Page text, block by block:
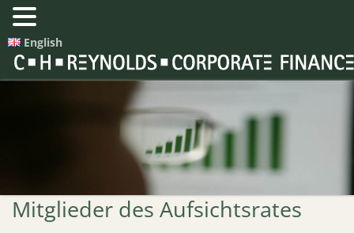
English
Mitglieder des Aufsichtsrates